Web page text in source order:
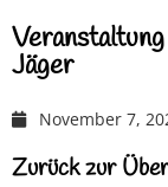
Jäger
November 7,
Zurück zur